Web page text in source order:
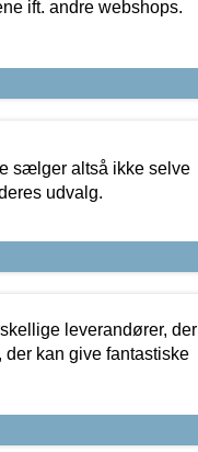
ift. andre webshops.
sælger altså ikke selve
udvalg.
leverandører, der
kan give fantastiske